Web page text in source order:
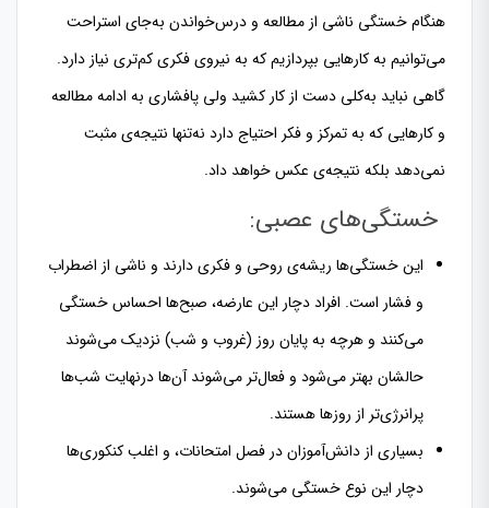
هنگام خستگی ناشی از مطالعه و درس‌خواندن به‌جای استراحت
می‌توانیم به کارهایی بپردازیم که به نیروی فکری کم‌تری نیاز دارد.
گاهی نباید به‌کلی دست از کار کشید ولی پافشاری به ادامه مطالعه
و کارهایی که به تمرکز و فکر احتیاج دارد نه‌تنها نتیجه‌ی مثبت
نمی‌دهد بلکه نتیجه‌ی عکس خواهد داد.
خستگی‌های عصبی:
این خستگی‌ها ریشه‌ی روحی و فکری دارند و ناشی از اضطراب
و فشار است. افراد دچار این عارضه، صبح‌ها احساس خستگی
می‌کنند و هرچه به پایان روز (غروب و شب) نزدیک می‌شوند
حالشان بهتر می‌شود و فعال‌تر می‌شوند آن‌ها درنهایت شب‌ها
پرانرژی‌تر از روزها هستند.
بسیاری از دانش‌آموزان در فصل امتحانات، و اغلب کنکوری‌ها
دچار این نوع خستگی می‌شوند.